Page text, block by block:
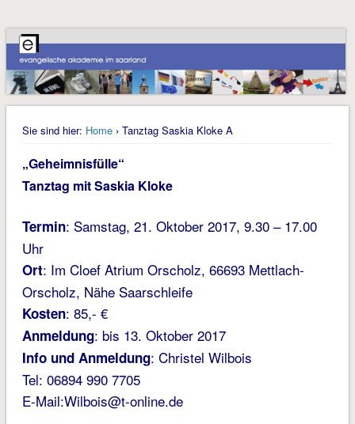
Sie sind hier: Home› Tanztag Saskia Kloke A
„Geheimnisfülle“
Tanztag mit Saskia Kloke
Termin: Samstag, 21. Oktober 2017, 9.30 – 17.00
Uhr
Ort: Im Cloef Atrium Orscholz, 66693 Mettlach-
Orscholz, Nähe Saarschleife
Kosten: 85,- €
Anmeldung: bis 13. Oktober 2017
Info und Anmeldung: Christel Wilbois
Tel: 06894 990 7705
E-Mail:Wilbois@t-online.de